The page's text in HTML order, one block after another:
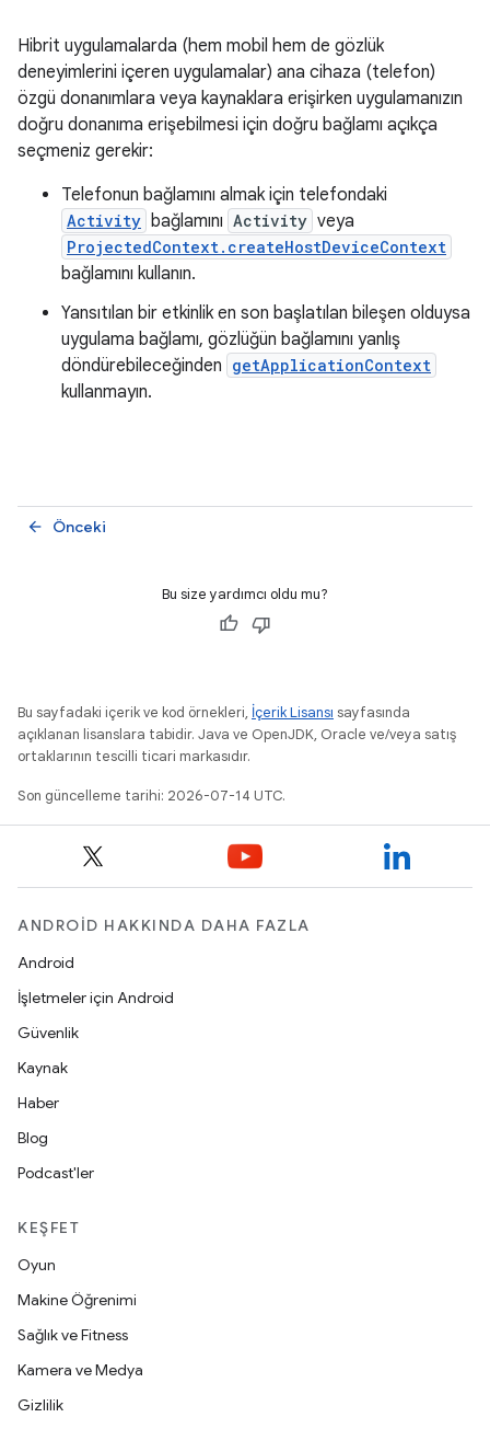
Hibrit uygulamalarda (hem mobil hem de gözlük
deneyimlerini içeren uygulamalar) ana cihaza (telefon)
özgü donanımlara veya kaynaklara erişirken uygulamanızın
doğru donanıma erişebilmesi için doğru bağlamı açıkça
seçmeniz gerekir:
Telefonun bağlamını almak için telefondaki
Activity bağlamını Activity veya
ProjectedContext.createHostDeviceContext
bağlamını kullanın.
Yansıtılan bir etkinlik en son başlatılan bileşen olduysa
uygulama bağlamı, gözlüğün bağlamını yanlış
döndürebileceğinden getApplicationContext
kullanmayın.
Önceki
arrow_back
Bu size yardımcı oldu mu?
Bu sayfadaki içerik ve kod örnekleri, İçerik Lisansı sayfasında
açıklanan lisanslara tabidir. Java ve OpenJDK, Oracle ve/veya satış
ortaklarının tescilli ticari markasıdır.
Son güncelleme tarihi: 2026-07-14 UTC.
ANDROID HAKKINDA DAHA FAZLA
Android
İşletmeler için Android
Güvenlik
Kaynak
Haber
Blog
Podcast'ler
KEŞFET
Oyun
Makine Öğrenimi
Sağlık ve Fitness
Kamera ve Medya
Gizlilik